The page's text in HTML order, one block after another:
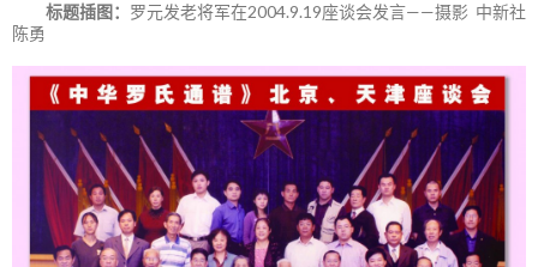
标题插图： 罗元发老将军在2004.9.19座谈会发言——摄影 中新社
陈勇